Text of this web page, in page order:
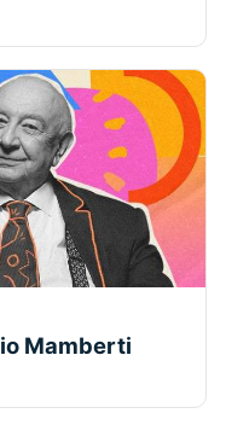
Mamberti